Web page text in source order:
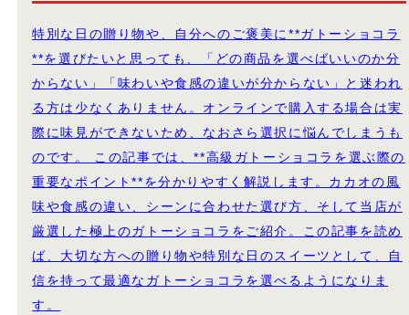
特別な日の贈り物や、自分へのご褒美に**ガトーショコラ
**を選びたいと思っても、「どの商品を選べばいいのか分
からない」「味わいや食感の違いが分からない」と迷われ
る方は少なくありません。オンラインで購入する場合は実
際に味見ができないため、なおさら選択に悩んでしまうも
のです。 この記事では、**高級ガトーショコラを選ぶ際の
重要なポイント**を分かりやすく解説します。カカオの風
味や食感の違い、シーンに合わせた選び方、そして当店が
厳選した極上のガトーショコラをご紹介。この記事を読め
ば、大切な方への贈り物や特別な日のスイーツとして、自
信を持って最適なガトーショコラを選べるようになりま
す。